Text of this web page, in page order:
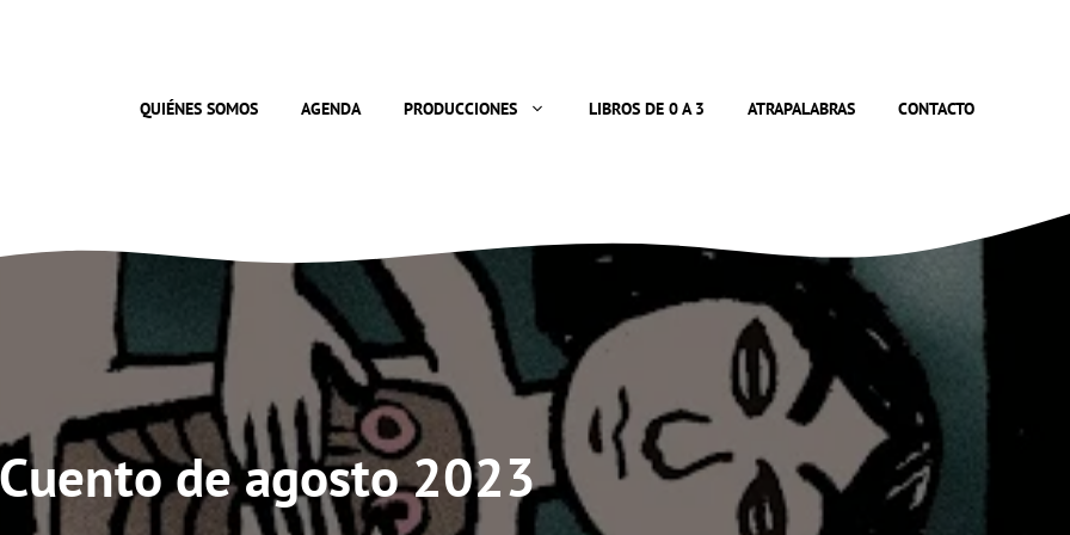
QUIÉNES SOMOS AGENDA PRODUCCIONES LIBROS DE 0 A 3 ATRAPALABRAS CONTACTO
Cuento de agosto 2023